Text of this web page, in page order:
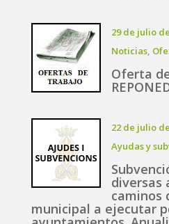
29 de julio
Noticias,
Oferta
22 de julio
Ayudas y
diversas
caminos
municipal a ejecutar